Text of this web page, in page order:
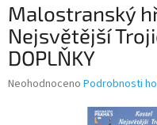
Malostranský
Nejsvětější
DOPLŇKY
Průměrné
Neohodnoceno Podrobnosti